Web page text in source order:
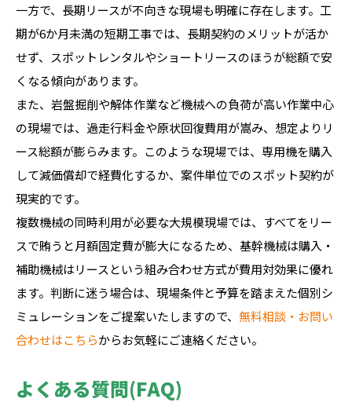
一方で、長期リースが不向きな現場も明確に存在します。工
期が6か月未満の短期工事では、長期契約のメリットが活か
せず、スポットレンタルやショートリースのほうが総額で安
くなる傾向があります。
また、岩盤掘削や解体作業など機械への負荷が高い作業中心
の現場では、過走行料金や原状回復費用が嵩み、想定よりリ
ース総額が膨らみます。このような現場では、専用機を購入
して減価償却で経費化するか、案件単位でのスポット契約が
現実的です。
複数機械の同時利用が必要な大規模現場では、すべてをリー
スで賄うと月額固定費が膨大になるため、基幹機械は購入・
補助機械はリースという組み合わせ方式が費用対効果に優れ
ます。判断に迷う場合は、現場条件と予算を踏まえた個別シ
ミュレーションをご提案いたしますので、 無料相談・お問い
合わせはこちらからお気軽にご連絡ください。
よくある質問(FAQ)